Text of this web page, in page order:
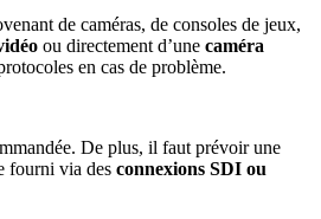
de caméras, de consoles de jeux,
ou directement d’une caméra
en cas de problème.
De plus, il faut prévoir une
fourni via des connexions SDI ou